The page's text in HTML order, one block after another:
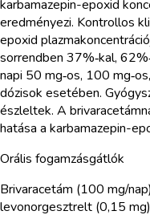
karbamazepin-epoxid
eredményezi. Kontrollos
epoxid
sorrendben 37%‑kal,
napi 50 mg‑os, 100
dózisok esetében.
észleltek. A
hatása a karbamazepin-
Orális fogamzásgátlók
Brivaracetám (100 mg/
levonorgesztrelt (0,15